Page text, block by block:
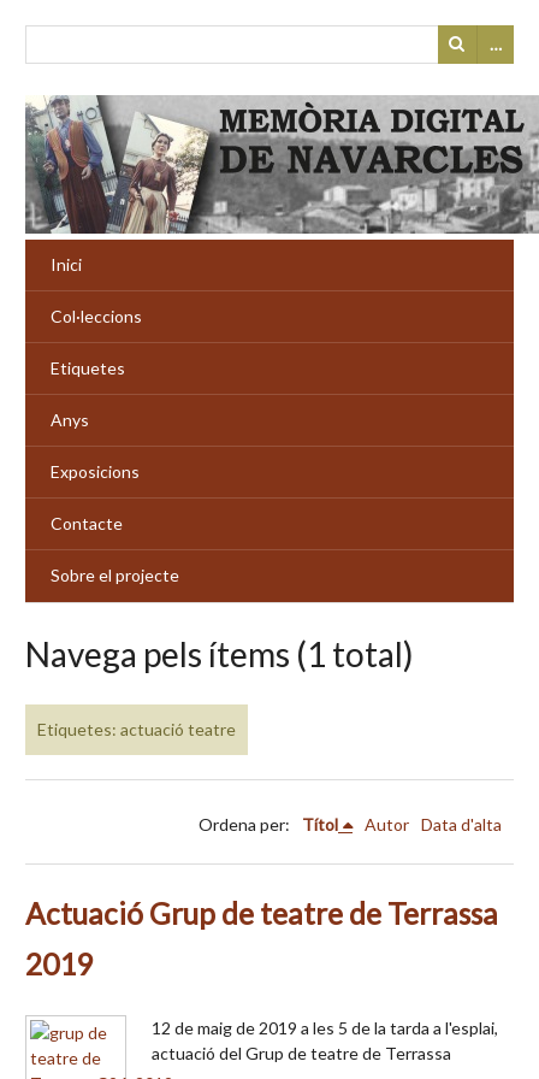
…
Inici
Col·leccions
Etiquetes
Anys
Exposicions
Contacte
Sobre el projecte
Navega pels ítems (1 total)
Etiquetes: actuació teatre
Ordena per: Títol Autor Data d'alta
Actuació Grup de teatre de Terrassa
2019
12 de maig de 2019 a les 5 de la tarda a l'esplai,
actuació del Grup de teatre de Terrassa